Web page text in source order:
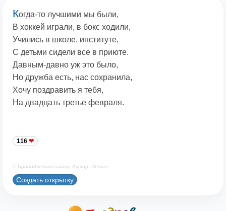
Когда-то лучшими мы были,
В хоккей играли, в бокс ходили,
Учились в школе, институте,
С детьми сидели все в приюте.
Давным-давно уж это было,
Но дружба есть, нас сохранила,
Хочу поздравить я тебя,
На двадцать третье февраля.
116
© Принадлежит сайту. Автор: Deman
Создать открытку